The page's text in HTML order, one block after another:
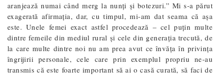
aranjează numai când merg la nunți și botezuri.” Mi s-a părut
exagerată afirmația, dar, cu timpul, mi-am dat seama că așa
este. Unele femei exact astfel procedează – cel puțin multe
dintre femeile din mediul rural și cele din generația trecută, de
la care multe dintre noi nu am prea avut ce învăța în privința
îngrijirii personale, cele care prin exemplul propriu ne-au
transmis că este foarte important să ai o casă curată, să faci de